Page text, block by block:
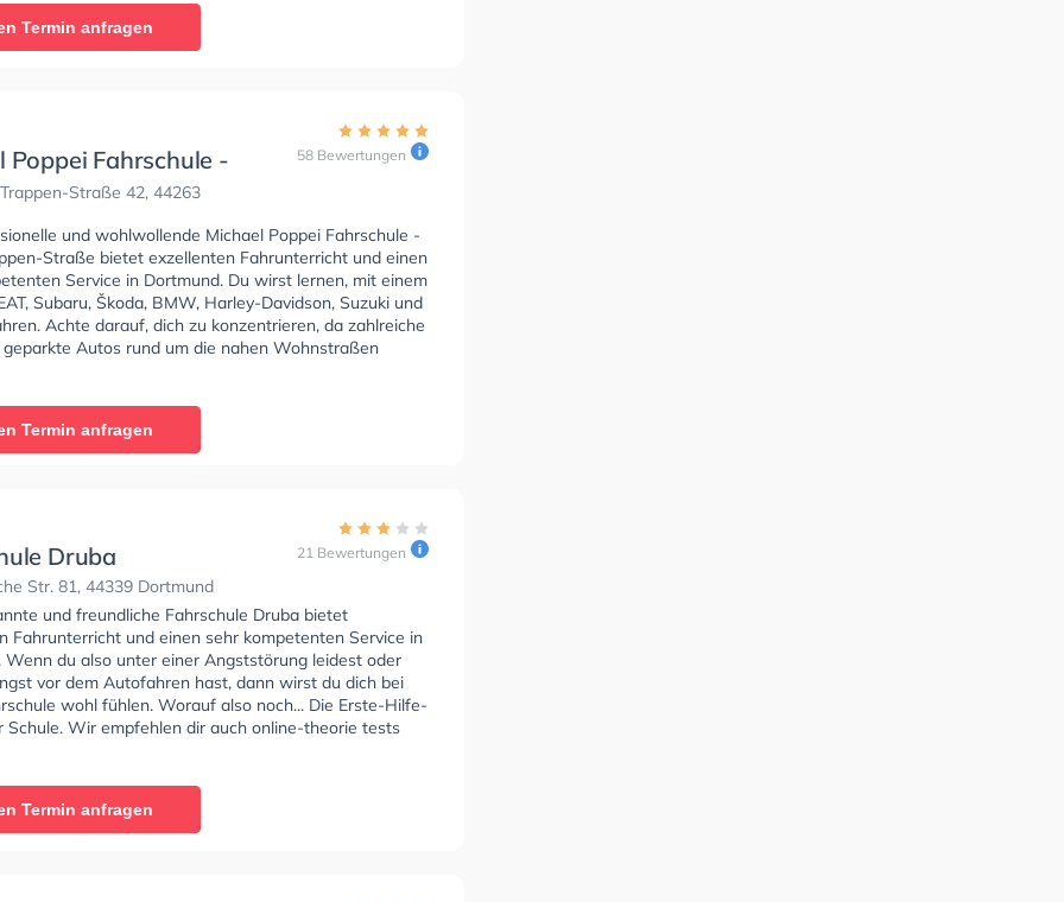
dir auch online-theorie tests am PC zu absolvieren,
auf die theoretische Prüfung. Letzte Bewertung:
die geilste. Dank Ihr war ich super auf die Prüfung
Termin anfragen
Poppei Fahrschule -
Straße
Straße 42, 44263
58 Bewertungen
und wohlwollende Michael Poppei Fahrschule -
Straße bietet exzellenten Fahrunterricht und einen
Service in Dortmund. Du wirst lernen, mit einem
Subaru, Škoda, BMW, Harley-Davidson, Suzuki und
Achte darauf, dich zu konzentrieren, da zahlreiche
Autos rund um die nahen Wohnstraßen
und stehen. Die Fahrschule bietet Herausragende
BE, Klasse B96, Klasse AM, Klasse BF17,
Klasse C1, Klasse C1E, Klasse C, Klasse CE und Mofa -
zu erhalten. Wir empfehlen dir auch online-
und die Lehrerin Frau Ramona sehr nett. Vielen
poppei und vielen Dank liebe Frau Ramona. Mit
Mohammad"
Termin anfragen
Druba
Str. 81, 44339 Dortmund
21 Bewertungen
und freundliche Fahrschule Druba bietet
Fahrunterricht und einen sehr kompetenten Service in
Wenn du also unter einer Angststörung leidest oder
vor dem Autofahren hast, dann wirst du dich bei
wohl fühlen. Worauf also noch... Die Erste-Hilfe-
Schule. Wir empfehlen dir auch online-theorie tests
absolvieren, um dich gut auf die theoretische Prüfung.
Termin anfragen